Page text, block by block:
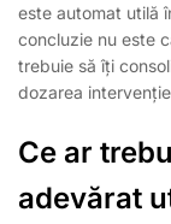
este automat utilă
concluzie nu este
trebuie să îți
dozarea
Ce ar
adevărat